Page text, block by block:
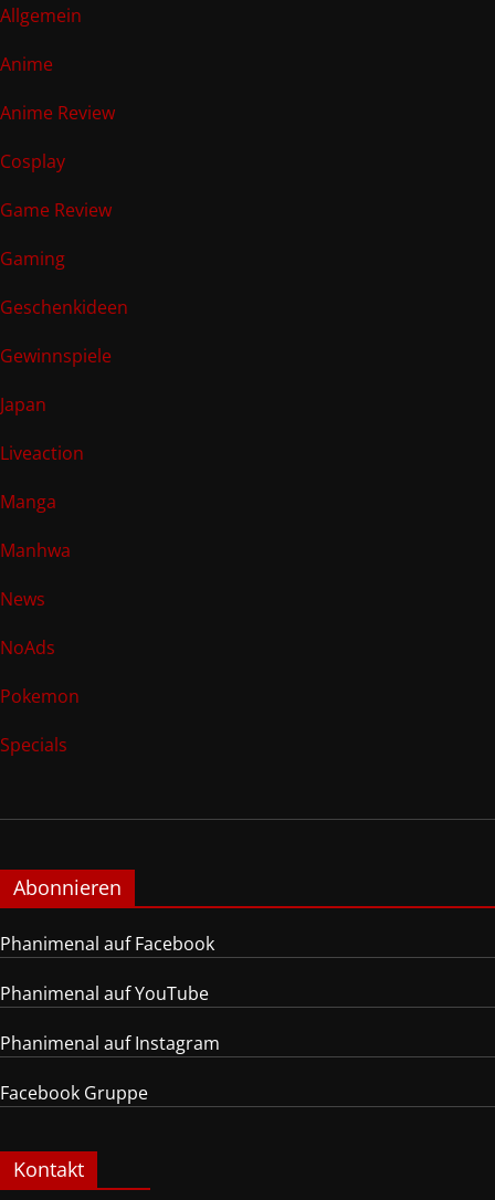
Allgemein
Anime
Anime Review
Cosplay
Game Review
Gaming
Geschenkideen
Gewinnspiele
Japan
Liveaction
Manga
Manhwa
News
NoAds
Pokemon
Specials
Abonnieren
Phanimenal auf Facebook
Phanimenal auf YouTube
Phanimenal auf Instagram
Facebook Gruppe
Kontakt